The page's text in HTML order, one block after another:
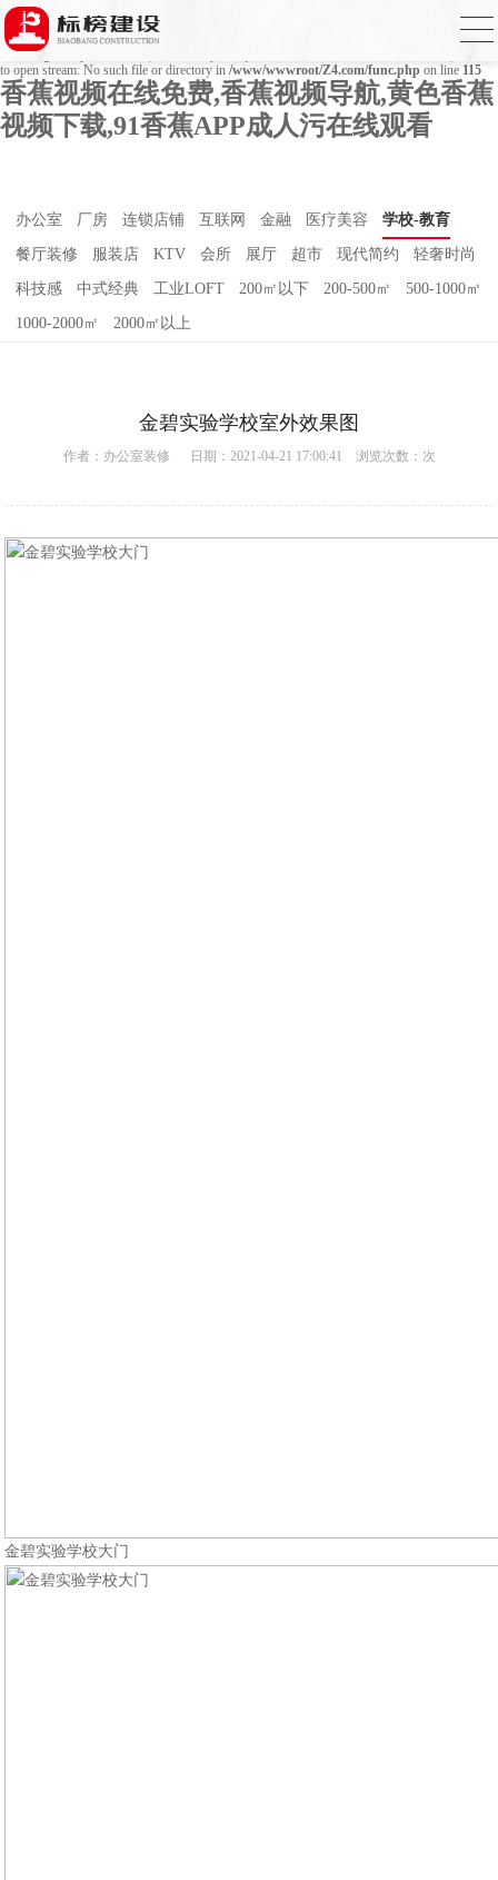
Warning : mkdir(): No space left on device in
Warning
to open stream: No such file or directory in /www/wwwroot/Z4.com/func.php on line 115
香蕉视频在线免费,香蕉视频导航,黄色香蕉
视频下载,91香蕉APP成人污在线观看
办公室 厂房 连锁店铺 互联网 金融 医疗美容 学校-教育
餐厅装修 服装店 KTV 会所 展厅 超市 现代简约 轻奢时尚
科技感 中式经典 工业LOFT 200㎡以下 200-500㎡ 500-1000㎡
1000-2000㎡ 2000㎡以上
金碧实验学校室外效果图
作者： 办公室装修 日期：2021-04-21 17:00:41 浏览次数： 次
金碧实验学校大门